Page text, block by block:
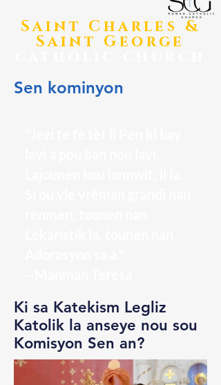
​Saint Charles &
Saint George
Sen kominyon
Ki sa Katekism Legliz
Katolik la anseye nou sou
Komisyon Sen an?